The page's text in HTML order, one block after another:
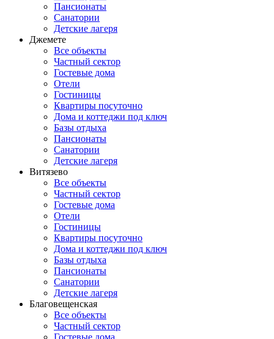
Пансионаты
Санатории
Детские лагеря
Джемете
Все объекты
Частный сектор
Гостевые дома
Отели
Гостиницы
Квартиры посуточно
Дома и коттеджи под ключ
Базы отдыха
Пансионаты
Санатории
Детские лагеря
Витязево
Все объекты
Частный сектор
Гостевые дома
Отели
Гостиницы
Квартиры посуточно
Дома и коттеджи под ключ
Базы отдыха
Пансионаты
Санатории
Детские лагеря
Благовещенская
Все объекты
Частный сектор
Гостевые дома